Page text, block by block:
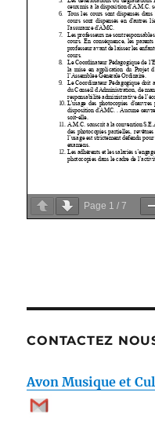
Page 1 /7
CONTACTEZ
Avon Musique et